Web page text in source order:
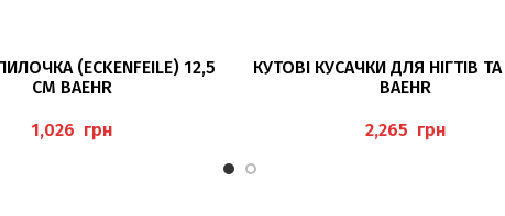
ДОДАТИ В КОШИК
(ECKENFEILE) 12,5
СМ BAEHR
грн
ДОДАТИ В КОШИК
КУТОВІ КУСАЧКИ ДЛЯ НІГТІВ
BAEHR
грн